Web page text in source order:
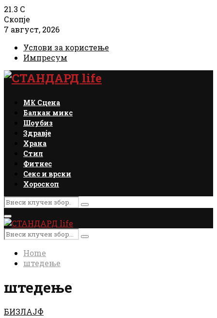
21.3 C
Скопје
7 август, 2026
Услови за користење
Импресум
Facebook
Instagram
Email
Rss
МК Сцена
Балкан микс
Шоубиз
Здравје
Храна
Стил
Фитнес
Секс и врски
Хороскоп
Search
for:
Search
Primary
Menu
Search
for:
Search
Home
штедење
штедење
БИЗЛАЈФ